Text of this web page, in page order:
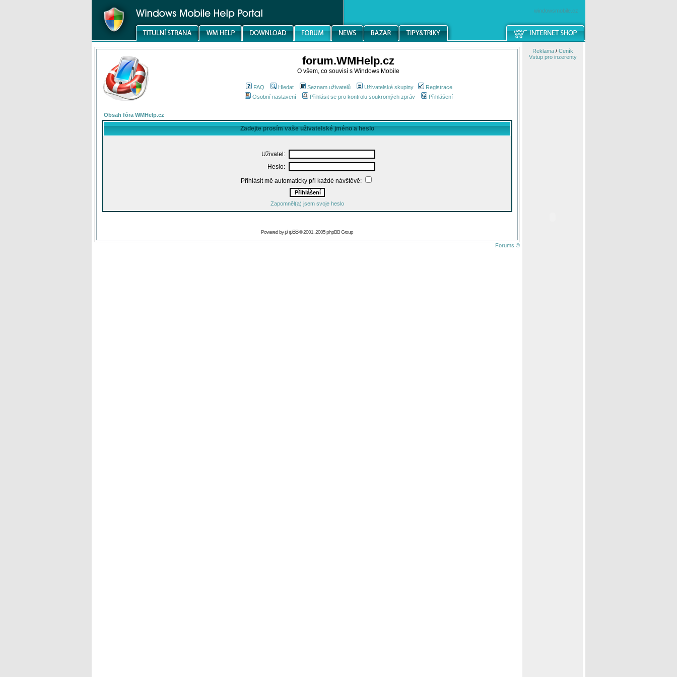
windowsmobile.cz
forum.WMHelp.cz
O všem, co souvisí s Windows Mobile
FAQ Hledat Seznam uživatelů Uživatelské skupiny
Registrace
Osobní nastavení
Přihlásit se pro kontrolu soukromých zpráv Přihlášení
Obsah fóra WMHelp.cz
Zadejte prosím vaše uživatelské jméno a heslo
Uživatel:
Heslo:
Přihlásit mě automaticky při každé návštěvě:
Zapomněl(a) jsem svoje heslo
Powered byphpBB© 2001, 2005 phpBB Group
Forums ©
Reklama/ Ceník
Vstup pro inzerenty